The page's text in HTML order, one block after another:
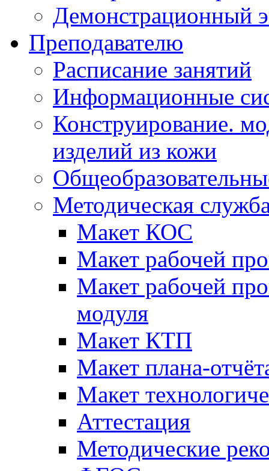
Демонстрационный
Преподавателю
Расписание занятий
Информационные
Конструирование.
изделий из кожи
Методическая
Макет КОС
Макет рабочей
Макет рабочей
модуля
Макет КТП
Макет плана-
Макет
Аттестация
Методические